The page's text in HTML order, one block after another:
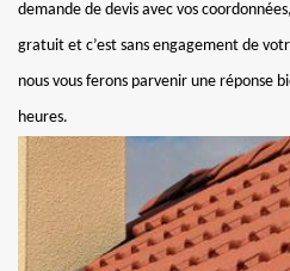
demande de devis avec vos
gratuit et c’est sans engagement de
nous vous ferons parvenir une réponse
heures.